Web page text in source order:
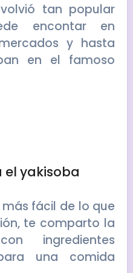
tan popular
encontar en
y hasta
en el famoso
el yakisoba
fácil de lo que
te comparto la
ingredientes
una comida